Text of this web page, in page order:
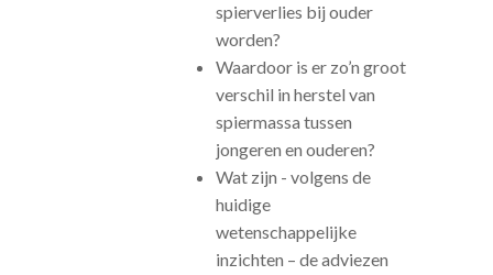
spierverlies bij ouder
worden?
Waardoor is er zo’n groot
verschil in herstel van
spiermassa tussen
jongeren en ouderen?
Wat zijn - volgens de
huidige
wetenschappelijke
inzichten – de adviezen